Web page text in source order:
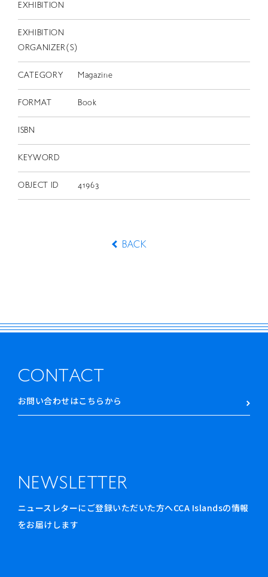
EXHIBITION
EXHIBITION
ORGANIZER(S)
CATEGORY Magazine
FORMAT Book
ISBN
KEYWORD
OBJECT ID 41963
BACK
CONTACT
お問い合わせはこちらから
NEWSLETTER
ニュースレターにご登録いただいた方へCCA Islandsの情報
をお届けします